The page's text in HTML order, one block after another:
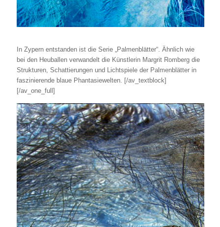
In Zypern entstanden ist die Serie „Palmenblätter“. Ähnlich wie
bei den Heuballen verwandelt die Künstlerin Margrit Romberg die
Strukturen, Schattierungen und Lichtspiele der Palmenblätter in
faszinierende blaue Phantasiewelten.
[/av_textblock]
[/av_one_full]